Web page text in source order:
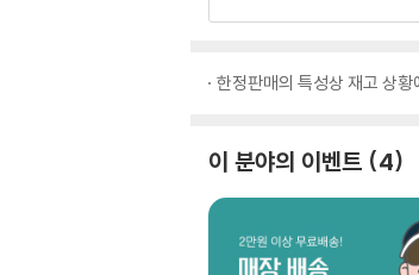
한정판매의 특성상 재고 상황
이 분야의 이벤트 4